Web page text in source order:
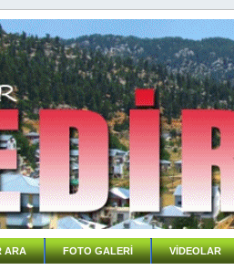
ARA FOTO GALERİ VİDEOLAR